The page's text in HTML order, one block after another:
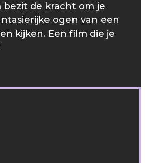
bezit de kracht om je
ogen van een
kijken. Een film die je